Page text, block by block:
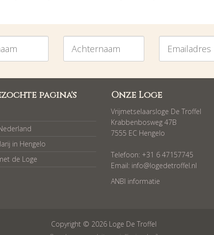
pagina's
in Hengelo
de Loge
Onze Loge
Vrijmetselaarsloge De Troffel
Krabbenbosweg 47B
7555 EC Hengelo
Telefoon: +31 6 47157745
Email: info@logedetroffel.nl
ANBI informatie
Copyright © 2026 Loge De Troffel